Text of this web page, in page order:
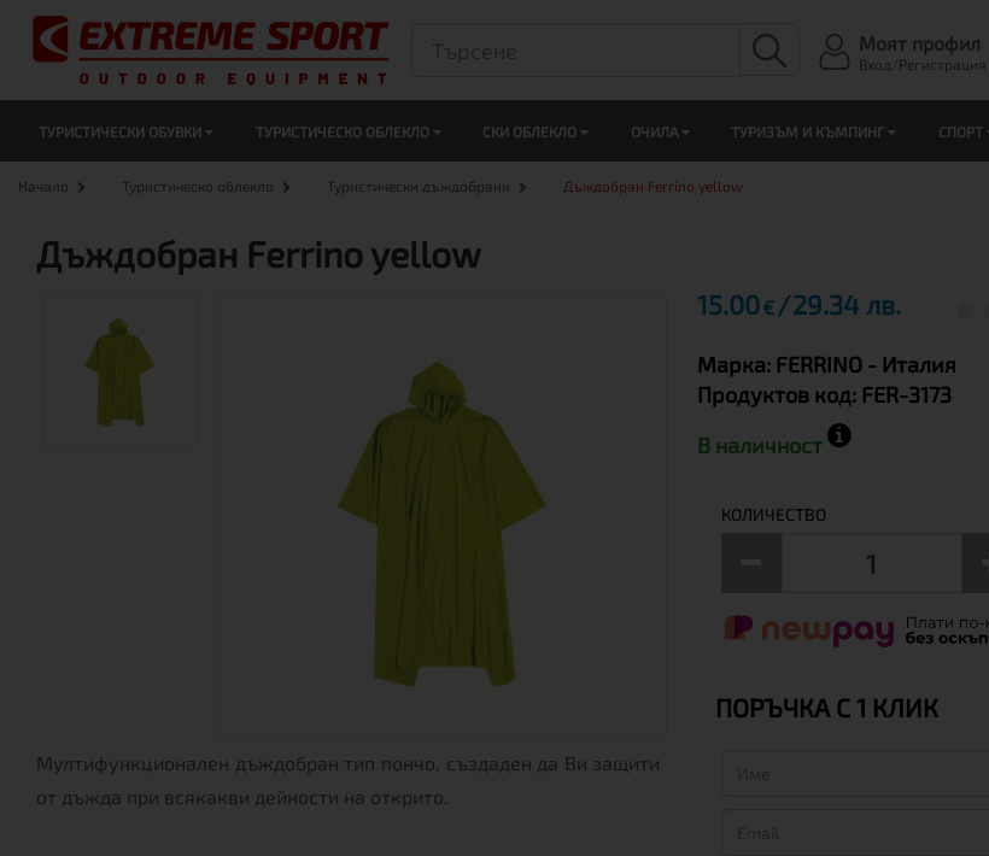
Моят профил
Вход/Регистрация
ТУРИСТИЧЕСКИ ОБУВКИ ТУРИСТИЧЕСКО ОБЛЕКЛО СКИ ОБЛЕКЛО ОЧИЛА ТУРИЗЪМ И КЪМПИНГ СПОРТ
Начало Туристическо облекло Туристически дъждобрани Дъждобран Ferrino yellow
Дъждобран Ferrino yellow
Мултифункционален дъждобран тип пончо, създаден да Ви защити
от дъжда при всякакви дейности на открито.
15.00€ 29.34 лв.
Марка: FERRINO - Италия
Продуктов код: FER-3173
В наличност
КОЛИЧЕСТВО
ПОРЪЧКА С 1 КЛИК